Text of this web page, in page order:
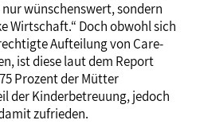
wünschenswert, sondern
Wirtschaft.“ Doch obwohl sich
Aufteilung von Care-
ist diese laut dem Report
Prozent der Mütter
der Kinderbetreuung, jedoch
zufrieden.